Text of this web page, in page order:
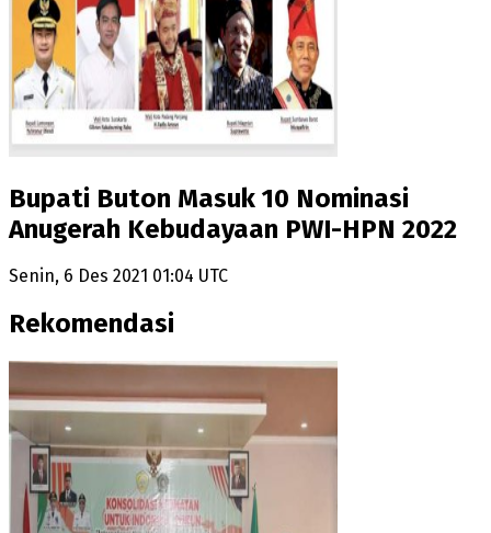
Bupati Buton Masuk 10 Nominasi
Anugerah Kebudayaan PWI-HPN 2022
Senin, 6 Des 2021 01:04 UTC
Rekomendasi